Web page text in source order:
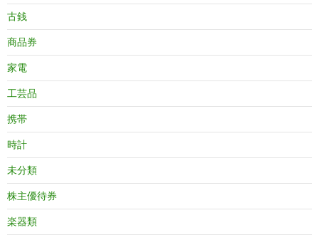
古銭
商品券
家電
工芸品
携帯
時計
未分類
株主優待券
楽器類